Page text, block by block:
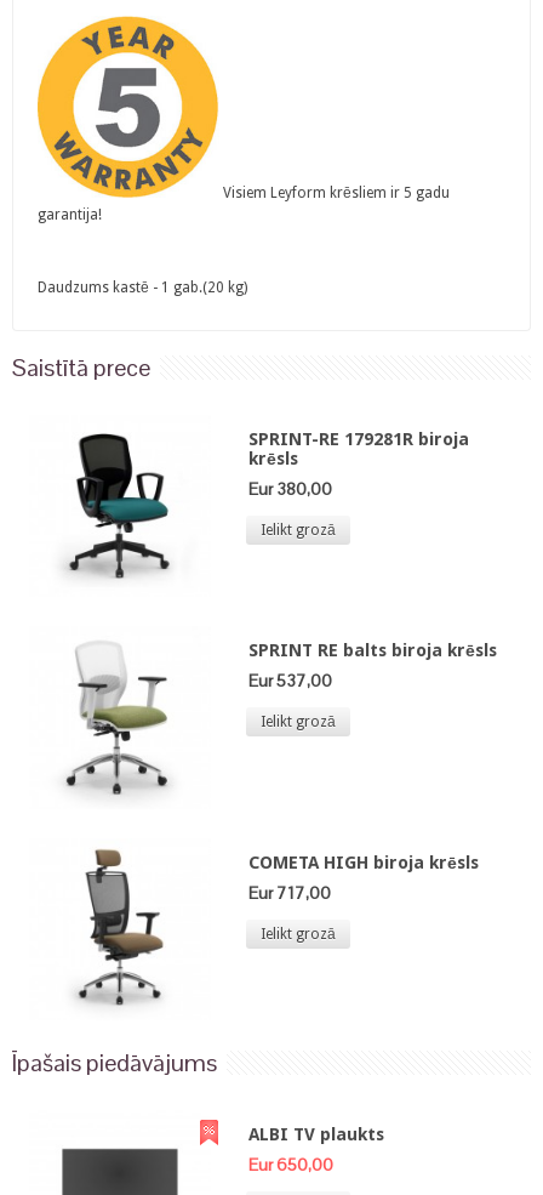
Visiem Leyform krēsliem ir 5 gadu
garantija!
Daudzums kastē - 1 gab.(20 kg)
Saistītā prece
SPRINT-RE 179281R biroja
krēsls
Eur 380,00
Ielikt grozā
SPRINT RE balts biroja krēsls
Eur 537,00
Ielikt grozā
COMETA HIGH biroja krēsls
Eur 717,00
Ielikt grozā
Īpašais piedāvājums
ALBI TV plaukts
Eur 650,00